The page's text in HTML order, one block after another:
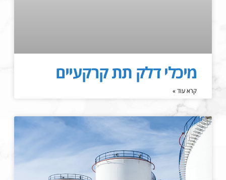
מיכלי דלק תת קרקעיים
קרא עוד »